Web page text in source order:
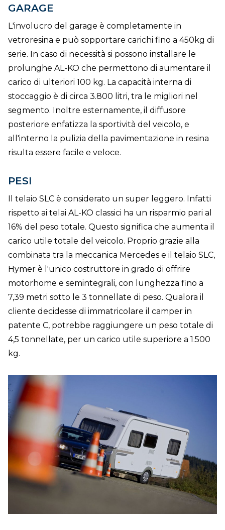
GARAGE
L'involucro del garage è completamente in
vetroresina e può sopportare carichi fino a 450kg di
serie. In caso di necessità si possono installare le
prolunghe AL-KO che permettono di aumentare il
carico di ulteriori 100 kg. La capacità interna di
stoccaggio è di circa 3.800 litri, tra le migliori nel
segmento. Inoltre esternamente, il diffusore
posteriore enfatizza la sportività del veicolo, e
all'interno la pulizia della pavimentazione in resina
risulta essere facile e veloce.
PESI
Il telaio SLC è considerato un super leggero. Infatti
rispetto ai telai AL-KO classici ha un risparmio pari al
16% del peso totale. Questo significa che aumenta il
carico utile totale del veicolo. Proprio grazie alla
combinata tra la meccanica Mercedes e il telaio SLC,
Hymer è l'unico costruttore in grado di offrire
motorhome e semintegrali, con lunghezza fino a
7,39 metri sotto le 3 tonnellate di peso. Qualora il
cliente decidesse di immatricolare il camper in
patente C, potrebbe raggiungere un peso totale di
4,5 tonnellate, per un carico utile superiore a 1.500
kg.